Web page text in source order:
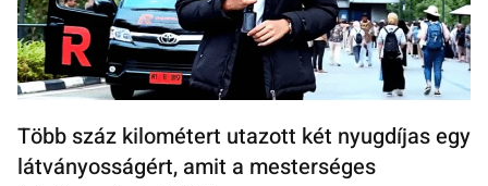
Több száz kilométert utazott két nyugdíjas egy
látványosságért, amit a mesterséges